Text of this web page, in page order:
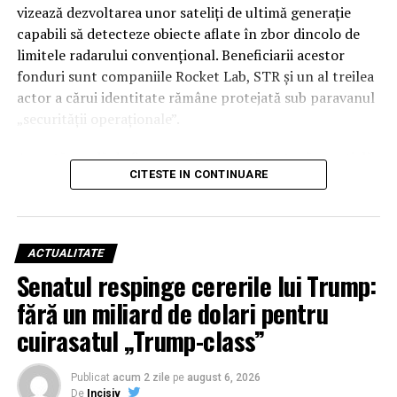
operativă.
vizează dezvoltarea unor sateliți de ultimă generație
capabili să detecteze obiecte aflate în zbor dincolo de
limitele radarului convențional. Beneficiarii acestor
fonduri sunt companiile Rocket Lab, STR și un al treilea
actor a cărui identitate rămâne protejată sub paravanul
„securității operaționale”.
Această rundă de finanțare reprezintă o etapă esențială
în programul SB-AMTI (Space-Based Airborne Moving
lansat în luna aprilie a acestui an. Inițiativa este
gestionată de biroul de portofoliu pentru detecție și
țintire spațială, având ca scop final crearea unei rețele
de senzori orbitali care să elimine „zonele oarbe” în fața
noilor tehnologii de zbor ale adversarilor.
Dincolo de hegemonia SpaceX: Diversificarea
tehnologică devine prioritate națională
CITESTE IN CONTINUARE
ACTUALITATE
Senatul respinge cererile lui Trump:
fără un miliard de dolari pentru
cuirasatul „Trump-class”
Publicat acum 2 zile pe august 6, 2026
De Incisiv